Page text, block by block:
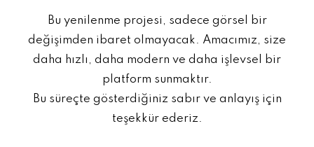
Bu yenilenme projesi, sadece görsel bir
değişimden ibaret olmayacak. Amacımız, size
daha hızlı, daha modern ve daha işlevsel bir
platform sunmaktır.
Bu süreçte gösterdiğiniz sabır ve anlayış için
teşekkür ederiz.